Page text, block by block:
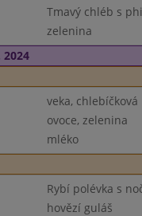
Tmavý chléb s
zelenina
2024
veka,
ovoce, zelenina
mléko
Rybí polévka s
hovězí guláš